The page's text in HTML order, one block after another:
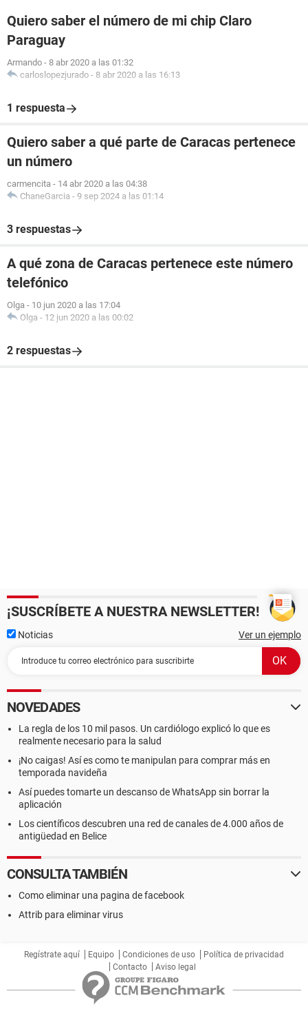
Quiero saber el número de mi chip Claro
Paraguay
Armando - 8 abr 2020 a las 01:32
carloslopezjurado - 8 abr 2020 a las 16:13
1 respuesta
Quiero saber a qué parte de Caracas pertenece
un número
carmencita - 14 abr 2020 a las 04:38
ChaneGarcia - 9 sep 2024 a las 01:14
3 respuestas
A qué zona de Caracas pertenece este número
telefónico
Olga - 10 jun 2020 a las 17:04
Olga - 12 jun 2020 a las 00:02
2 respuestas
¡SUSCRÍBETE A NUESTRA NEWSLETTER!
Noticias Ver un ejemplo
NOVEDADES
La regla de los 10 mil pasos. Un cardiólogo explicó lo que es
realmente necesario para la salud
¡No caigas! Así es como te manipulan para comprar más en
temporada navideña
Así puedes tomarte un descanso de WhatsApp sin borrar la
aplicación
Los científicos descubren una red de canales de 4.000 años de
antigüedad en Belice
CONSULTA TAMBIÉN
Como eliminar una pagina de facebook
Attrib para eliminar virus
Regístrate aquí Equipo Condiciones de uso
Política de privacidad
Contacto
Aviso legal